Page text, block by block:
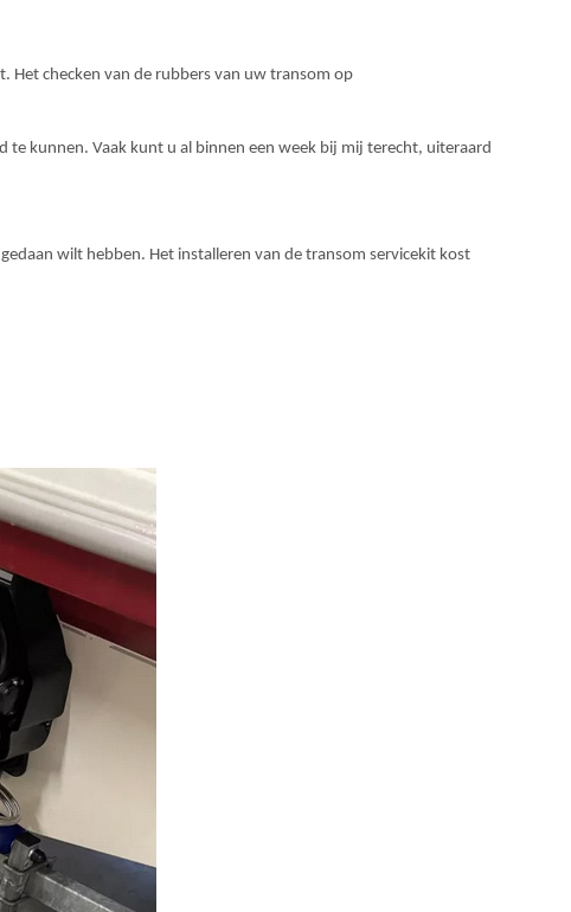
checken van de rubbers van uw transom op
kunnen. Vaak kunt u al binnen een week bij mij terecht, uiteraard
wilt hebben. Het installeren van de transom servicekit kost